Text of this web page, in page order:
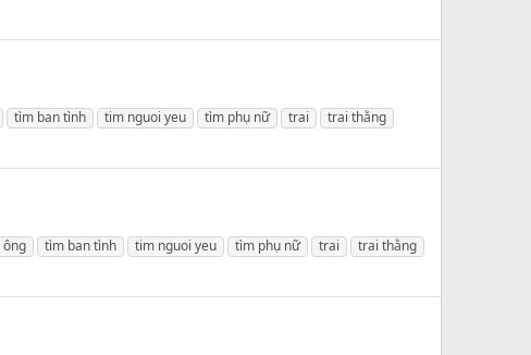
tìm ban tình tim nguoi yeu tìm phụ nữ trai
trai thằng
ông tìm ban tình tim nguoi yeu tìm phụ nữ trai
trai thằng